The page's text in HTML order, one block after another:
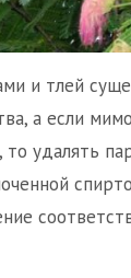
и тлей
а если
удалять